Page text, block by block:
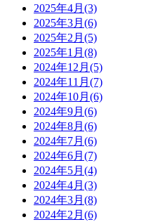
2025年4月(3)
2025年3月(6)
2025年2月(5)
2025年1月(8)
2024年12月(5)
2024年11月(7)
2024年10月(6)
2024年9月(6)
2024年8月(6)
2024年7月(6)
2024年6月(7)
2024年5月(4)
2024年4月(3)
2024年3月(8)
2024年2月(6)